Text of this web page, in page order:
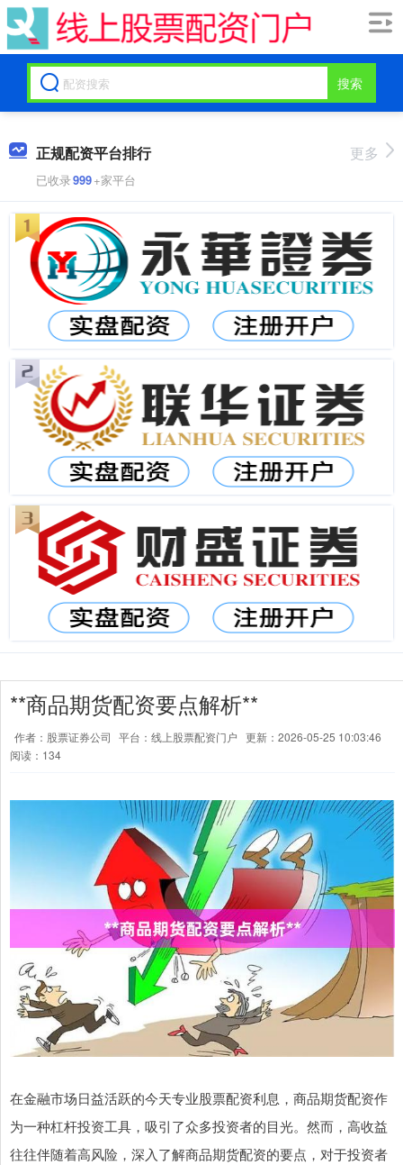
搜索
正规配资平台排行
已收录999+家平台
更多
**商品期货配资要点解析**
作者：股票证券公司 平台：线上股票配资门户 更新：2026-05-25 10:03:46
阅读：134
在金融市场日益活跃的今天专业股票配资利息，商品期货配资作
为一种杠杆投资工具，吸引了众多投资者的目光。然而，高收益
往往伴随着高风险，深入了解商品期货配资的要点，对于投资者